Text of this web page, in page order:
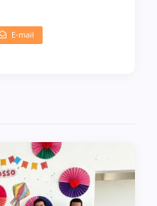
E-mail